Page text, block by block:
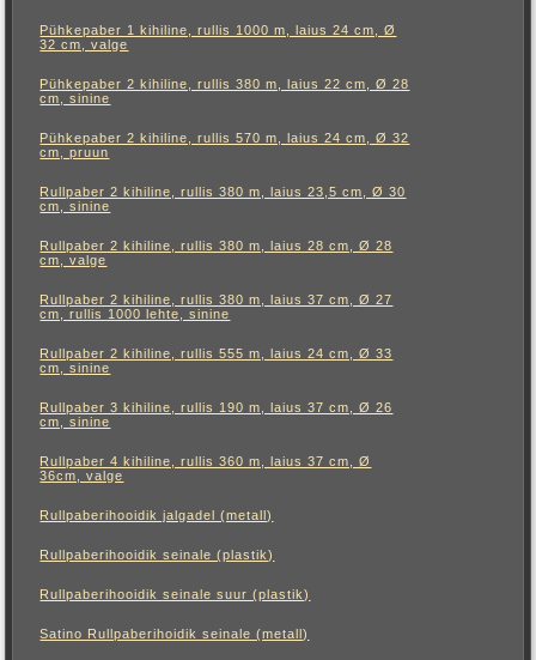
Pühkepaber 1 kihiline, rullis 1000 m, laius 24 cm, Ø
32 cm, valge
Pühkepaber 2 kihiline, rullis 380 m, laius 22 cm, Ø 28
cm, sinine
Pühkepaber 2 kihiline, rullis 570 m, laius 24 cm, Ø 32
cm, pruun
Rullpaber 2 kihiline, rullis 380 m, laius 23,5 cm, Ø 30
cm, sinine
Rullpaber 2 kihiline, rullis 380 m, laius 28 cm, Ø 28
cm, valge
Rullpaber 2 kihiline, rullis 380 m, laius 37 cm, Ø 27
cm, rullis 1000 lehte, sinine
Rullpaber 2 kihiline, rullis 555 m, laius 24 cm, Ø 33
cm, sinine
Rullpaber 3 kihiline, rullis 190 m, laius 37 cm, Ø 26
cm, sinine
Rullpaber 4 kihiline, rullis 360 m, laius 37 cm, Ø
36cm, valge
Rullpaberihooidik jalgadel (metall)
Rullpaberihooidik seinale (plastik)
Rullpaberihooidik seinale suur (plastik)
Satino Rullpaberihoidik seinale (metall)